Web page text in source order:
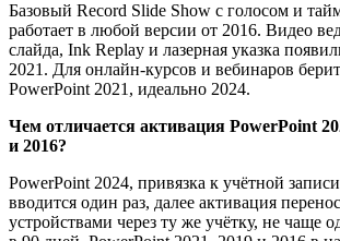
Базовый Record Slide Show с голосом и
работает в любой версии от 2016. Видео
слайда, Ink Replay и лазерная указка
2021. Для онлайн-курсов и вебинаров
PowerPoint 2021, идеально 2024.
Чем отличается активация PowerPoint
и 2016?
PowerPoint 2024, привязка к учётной
вводится один раз, далее активация
устройствами через ту же учётку, не чаще